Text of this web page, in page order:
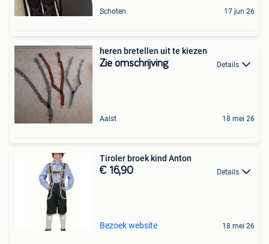
Schoten 17 jun 26
heren bretellen uit te kiezen
Zie omschrijving Details
Aalst 18 mei 26
Tiroler broek kind Anton
€ 16,90 Details
Bezoek website 18 mei 26